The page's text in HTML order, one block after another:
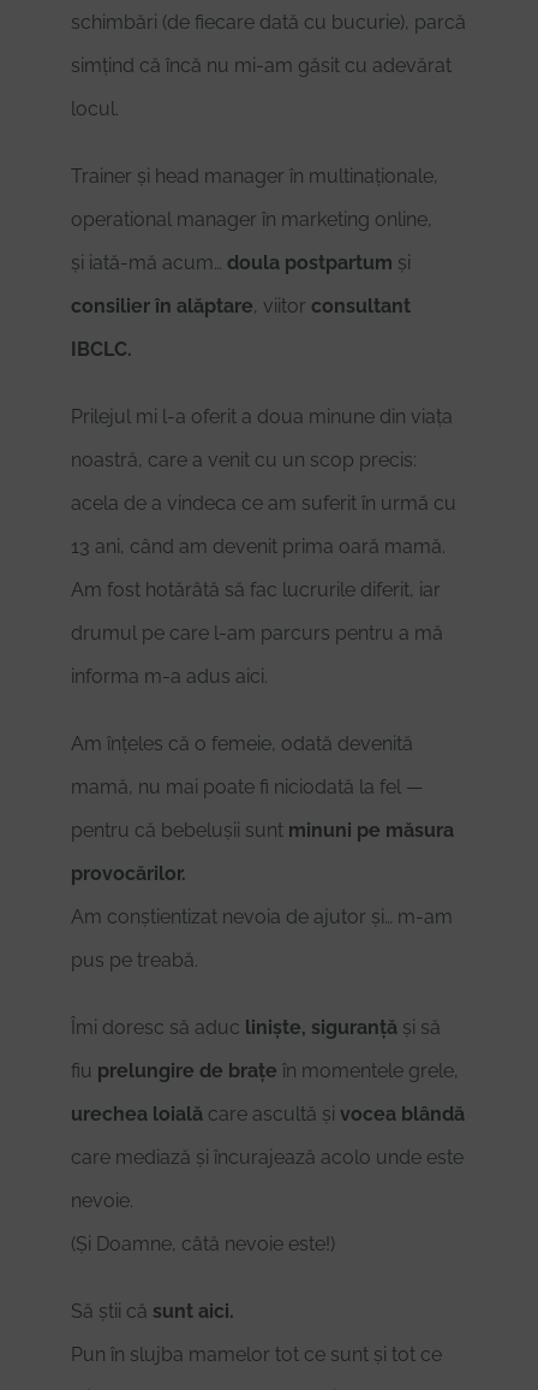
schimbări (de fiecare dată cu bucurie), parcă
simțind că încă nu mi-am găsit cu adevărat
locul.
Trainer și head manager în multinaționale,
operational manager în marketing online,
și iată-mă acum…doula postpartum și
consilier în alăptare, viitorconsultant
IBCLC.
Prilejul mi l-a oferit a doua minune din viața
noastră, care a venit cu un scop precis:
acela de a vindeca ce am suferit în urmă cu
13 ani, când am devenit prima oară mamă.
Am fost hotărâtă să fac lucrurile diferit, iar
drumul pe care l-am parcurs pentru a mă
informa m-a adus aici.
Am înțeles că o femeie, odată devenită
mamă, nu mai poate fi niciodată la fel —
pentru că bebelușii sunt minuni pe măsura
provocărilor.
Am conștientizat nevoia de ajutor și… m-am
pus pe treabă.
Îmi doresc să aduc liniște, siguranță și să
fiu prelungire de brațe în momentele grele,
urechea loială care ascultă șivocea blândă
care mediază și încurajează acolo unde este
nevoie.
(Și Doamne, câtă nevoie este!)
Să știi că sunt aici.
Pun în slujba mamelor tot ce sunt și tot ce